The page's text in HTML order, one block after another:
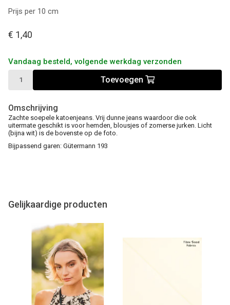
Prijs per 10 cm
€ 1,40
Vandaag besteld, volgende werkdag verzonden
Toevoegen
Omschrijving
Zachte soepele katoenjeans. Vrij dunne jeans waardoor die ook
uitermate geschikt is voor hemden, blousjes of zomerse jurken. Licht
(bijna wit) is de bovenste op de foto.
Bijpassend garen: Gütermann 193
Gelijkaardige producten